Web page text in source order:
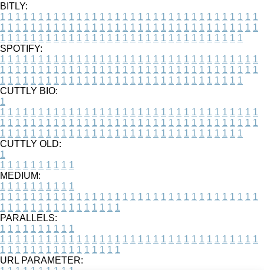
BITLY:
1 1 1 1 1 1 1 1 1 1 1 1 1 1 1 1 1 1 1 1 1 1 1 1 1 1 1 1 1 1 1 1 1 1
1 1 1 1 1 1 1 1 1 1 1 1 1 1 1 1 1 1 1 1 1 1 1 1 1 1 1 1 1 1 1 1 1 1
1 1 1 1 1 1 1 1 1 1 1 1 1 1 1 1 1 1 1 1 1 1 1 1 1 1 1 1 1 1 1 1
SPOTIFY:
1 1 1 1 1 1 1 1 1 1 1 1 1 1 1 1 1 1 1 1 1 1 1 1 1 1 1 1 1 1 1 1 1 1
1 1 1 1 1 1 1 1 1 1 1 1 1 1 1 1 1 1 1 1 1 1 1 1 1 1 1 1 1 1 1 1 1 1
1 1 1 1 1 1 1 1 1 1 1 1 1 1 1 1 1 1 1 1 1 1 1 1 1 1 1 1 1 1 1 1
CUTTLY BIO:
1
1 1 1 1 1 1 1 1 1 1 1 1 1 1 1 1 1 1 1 1 1 1 1 1 1 1 1 1 1 1 1 1 1 1
1 1 1 1 1 1 1 1 1 1 1 1 1 1 1 1 1 1 1 1 1 1 1 1 1 1 1 1 1 1 1 1 1 1
1 1 1 1 1 1 1 1 1 1 1 1 1 1 1 1 1 1 1 1 1 1 1 1 1 1 1 1 1 1 1 1
CUTTLY OLD:
1
1 1 1 1 1 1 1 1 1 1
MEDIUM:
1 1 1 1 1 1 1 1 1 1
1 1 1 1 1 1 1 1 1 1 1 1 1 1 1 1 1 1 1 1 1 1 1 1 1 1 1 1 1 1 1 1 1 1
1 1 1 1 1 1 1 1 1 1 1 1 1 1 1 1
PARALLELS:
1 1 1 1 1 1 1 1 1 1
1 1 1 1 1 1 1 1 1 1 1 1 1 1 1 1 1 1 1 1 1 1 1 1 1 1 1 1 1 1 1 1 1 1
1 1 1 1 1 1 1 1 1 1 1 1 1 1 1 1
URL PARAMETER: